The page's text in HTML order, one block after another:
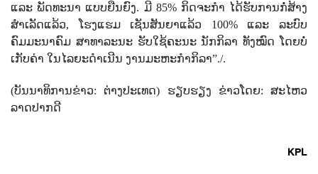
ແລະ ພັດທະນາ ແບບຍືນຍົງ. ມີ85% ກິດຈະກຳ ໄດ້ຮັບການກໍ່ສ້າງ
ສຳເລັດແລ້ວ, ໂຮງແຮມ ເຊັນສັນຍາແລ້ວ 100% ແລະ ລະບົບ
ຄົມມະນາຄົມ ສາທາລະນະ ຮັບໃຊ້ຄະນະ ນັກກິລາ ທັງໝົດ ໂດຍບໍ່
ເກັບຄ່າ ໃນໄລຍະດຳເນີນ ງານມະຫະກຳກິລາ”./.
(ບັນນາທິການຂ່າວ: ຕ່າງປະເທດ) ຮຽບຮຽງ ຂ່າວໂດຍ:
ສະໄຫວ
ລາດປາກດີ
KPL